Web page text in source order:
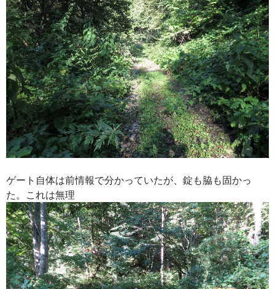
ゲート自体は前情報で分かっていたが、錠も脇も固かっ
た。これは無理